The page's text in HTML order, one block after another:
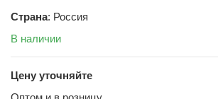
Страна: Россия
В наличии
Цену уточняйте